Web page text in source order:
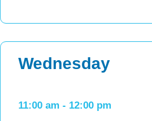
Wednesday
11:00 am - 12:00 pm